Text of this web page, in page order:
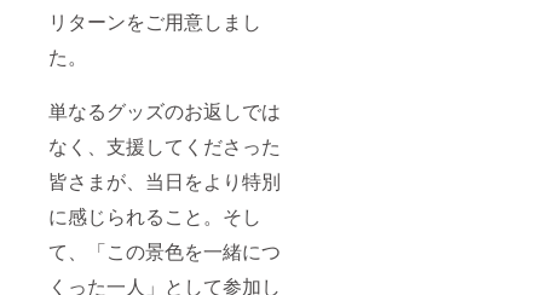
リターンをご用意しまし
た。
単なるグッズのお返しでは
なく、支援してくださった
皆さまが、当日をより特別
に感じられること。そし
て、「この景色を一緒につ
くった一人」として参加し